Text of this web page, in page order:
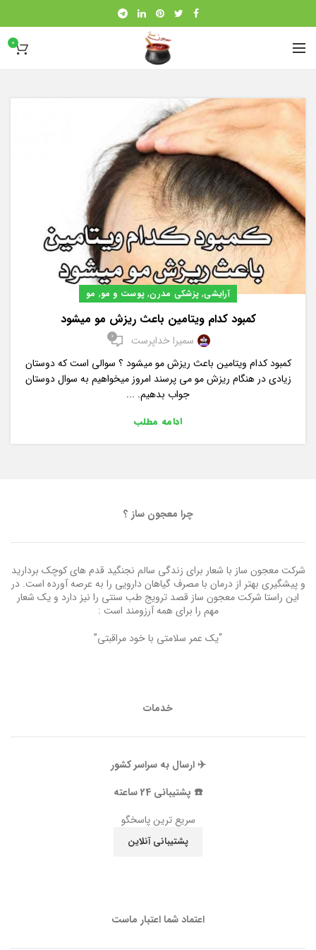
0
آرایشی, پزشکی مدرن, پوست و مو, مو
کمبود کدام ویتامین باعث ریزش مو میشود
سمیرا خداپرست 0
کمبود کدام ویتامین باعث ریزش مو میشود ؟ سوالی است که دوستان
زیادی در هنگام ریزش مو می پرسند امروز میخواهیم به سوال دوستان
جواب بدهیم. ...
ادامه مطلب
چرا معجون ساز ؟
شرکت معجون ساز با شعار برای زندگی سالم نجنگید قدم های کوچک بردارید
و پیشگیری بهتر از درمان با مصرف گیاهان دارویی را به عرصه آورده است. در
این راستا شرکت معجون ساز قصد ترویج طب سنتی را نیز دارد و یک شعار
مهم را برای همه آرزومند است :
“یک عمر سلامتی با خود مراقبتی”
خدمات
✈️ ارسال به سراسر کشور
☎️ پشتیبانی 24 ساعته
سریع ترین پاسخگو
پشتیبانی آنلاین
اعتماد شما اعتبار ماست